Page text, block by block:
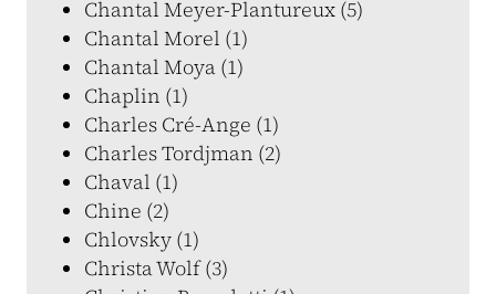
Chantal Meyer-Plantureux (5)
Chantal Morel (1)
Chantal Moya (1)
Chaplin (1)
Charles Cré-Ange (1)
Charles Tordjman (2)
Chaval (1)
Chine (2)
Chlovsky (1)
Christa Wolf (3)